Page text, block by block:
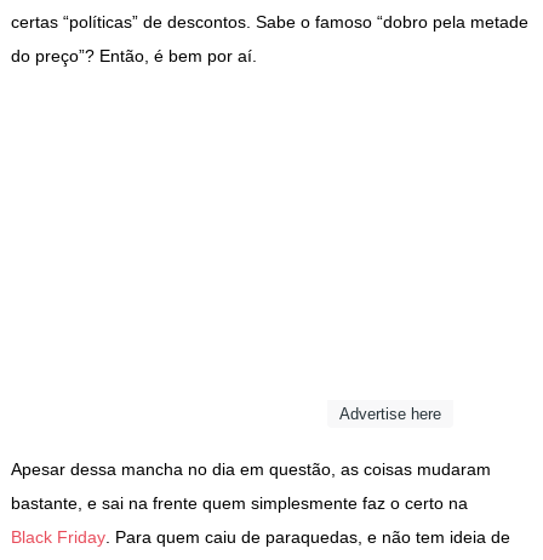
certas “políticas” de descontos. Sabe o famoso “dobro pela metade
do preço”? Então, é bem por aí.
Advertise here
Apesar dessa mancha no dia em questão, as coisas mudaram
bastante, e sai na frente quem simplesmente faz o certo na
Black Friday. Para quem caiu de paraquedas, e não tem ideia de